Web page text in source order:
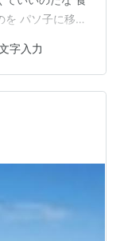
パソ子に移動
に スマホのア
択は なしで パ
れ的なもの やっ
字入力